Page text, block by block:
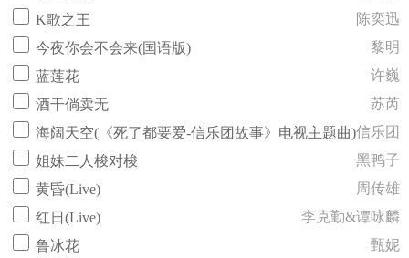
K歌之王
陈奕迅
今夜你会不会来(国语版)
黎明
蓝莲花
许巍
酒干倘卖无
苏芮
海阔天空(《死了都要爱-信乐团故事》电视主题曲)信乐团
姐妹二人梭对梭
黑鸭子
黄昏(Live)
周传雄
红日(Live)
李克勤&谭咏麟
鲁冰花
甄妮